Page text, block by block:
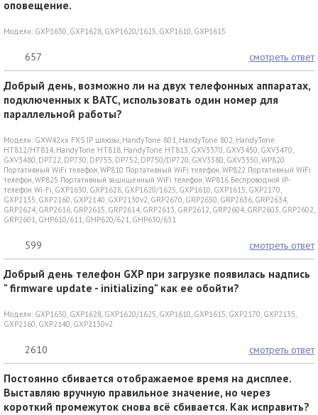
оповещение.
Модели: GXP1630, GXP1628, GXP1620/1625, GXP1610, GXP1615
657 смотреть ответ
Добрый день, возможно ли на двух телефонных аппаратах,
подключенных к ВАТС, использовать один номер для
параллельной работы?
Модели: GXW42xx FXS IP шлюзы, HandyTone 801, HandyTone 802, HandyTone
HT812/HT814, HandyTone HT818, HandyTone HT813, GXV3370, GXV3450, GXV3470
GXV3480, DP722, DP730, DP755, DP752, DP750/DP720, GXV3380, GXV3350,WP820
Портативный WiFi телефон,WP810 Портативный WiFi телефон,WP822 Портативный WiFi
телефон,WP825 Портативный защищенный WiFi телефон,WP816 Беспроводной IP-
телефон Wi-Fi, GXP1630, GXP1628, GXP1620/1625, GXP1610, GXP1615, GXP2170
GXP2135, GXP2160, GXP2140, GXP2130v2, GRP2670, GRP2650, GRP2636, GRP2634
GRP2624, GRP2616, GRP2615, GRP2614, GRP2613, GRP2612, GRP2604, GRP2603, GRP2602
GRP2601, GHP610/611, GHP620/621, GHP630/631
599 смотреть ответ
Добрый день телефон GXP при загрузке появилась надпись
" firmware update - initializing" как ее обойти?
Модели: GXP1630, GXP1628, GXP1620/1625, GXP1610, GXP1615, GXP2170, GXP2135
GXP2160, GXP2140, GXP2130v2
2610 смотреть ответ
Постоянно сбивается отображаемое время на дисплее.
Выставляю вручную правильное значение, но через
короткий промежуток снова всё сбивается. Как исправить?